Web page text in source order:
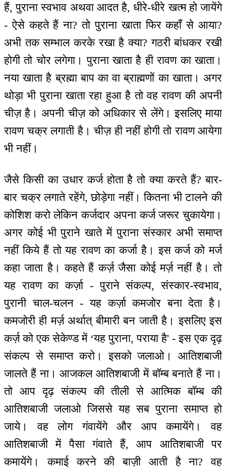
हैं, पुराना स्वभाव अथवा आदत है, धीरे-धीरे खत्म हो जायेंगे
- ऐसे कहते हैं ना? तो पुराना खाता फिर कहाँ से आया?
अभी तक सम्भाल करके रखा है क्या? गठरी बांधकर रखी
होगी तो चोर लगेगा। पुराना खाता है ही रावण का खाता।
नया खाता है ब्रह्मा बाप का वा ब्राह्मणों का खाता। अगर
थोड़ा भी पुराना खाता रहा हुआ है तो वह रावण की अपनी
चीज़ है। अपनी चीज़ को अधिकार से लेंगे। इसलिए माया
रावण चक्र लगाती है। चीज़ ही नहीं होगी तो रावण आयेगा
भी नहीं।
जैसे किसी का उधार कर्ज होता है तो क्या करते हैं? बार-
बार चक्र लगाते रहेंगे, छोड़ेगा नहीं। कितना भी टालने की
कोशिश करो लेकिन कर्जदार अपना कर्ज जरूर चुकायेगा।
अगर कोई भी पुराने खाते में पुराना संस्कार अभी समाप्त
नहीं किये हैं तो यह रावण का कर्जा है। इस कर्ज को मर्ज
कहा जाता है। कहते हैं कर्ज़ जैसा कोई मर्ज़ नहीं है। तो
यह रावण का कर्ज़ा - पुराने संकल्प, संस्कार-स्वभाव,
पुरानी चाल-चलन - यह कर्ज़ा कमजोर बना देता है।
कमजोरी ही मर्ज़ अर्थात् बीमारी बन जाती है। इसलिए इस
कर्ज़ को एक सेकेण्ड में ‘यह पुराना, पराया है' - इस एक दृढ़
संकल्प से समाप्त करो। इसको जलाओ। आतिशबाजी
जालते हैं ना। आजकल आतिशबाजी में बॉम्ब बनाते हैं ना।
तो आप दृढ़ संकल्प की तीली से आत्मिक बॉम्ब की
आतिशबाजी जलाओ जिससे यह सब पुराना समाप्त हो
जाये। वह लोग गंवायेंगे और आप कमायेंगे। वह
आतिशबाजी में पैसा गंवाते हैं, आप आतिशबाजी पर
कमायेंगे। कमाई करने की बाज़ी आती है ना? वह